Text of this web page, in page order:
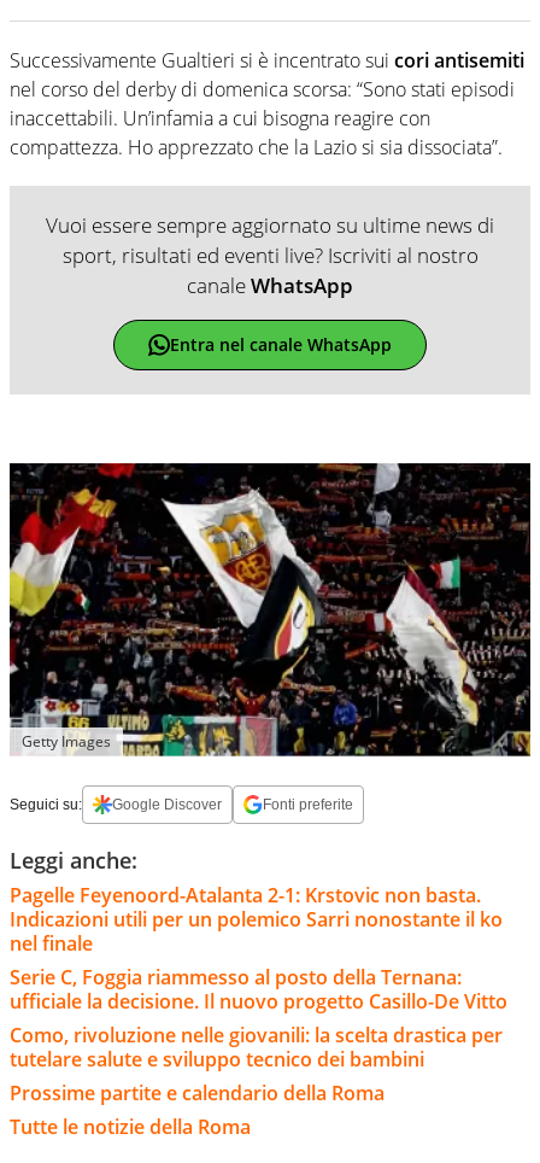
Successivamente Gualtieri si è incentrato sui cori antisemiti
nel corso del derby di domenica scorsa: “Sono stati episodi
inaccettabili. Un’infamia a cui bisogna reagire con
compattezza. Ho apprezzato che la Lazio si sia dissociata”.
Vuoi essere sempre aggiornato su ultime news di
sport, risultati ed eventi live? Iscriviti al nostro
canaleWhatsApp
Entra nel canale WhatsApp
Getty Images
Seguici su: Google Discover Fonti preferite
Leggi anche:
Pagelle Feyenoord-Atalanta 2-1: Krstovic non basta.
Indicazioni utili per un polemico Sarri nonostante il ko
nel finale
Serie C, Foggia riammesso al posto della Ternana:
ufficiale la decisione. Il nuovo progetto Casillo-De Vitto
Como, rivoluzione nelle giovanili: la scelta drastica per
tutelare salute e sviluppo tecnico dei bambini
Prossime partite e calendario della Roma
Tutte le notizie della Roma